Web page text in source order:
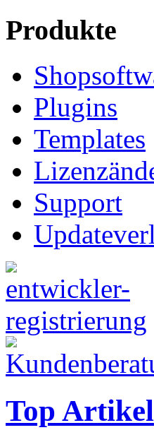
Produkte
Plugins
Templates
Support
Top Artikel